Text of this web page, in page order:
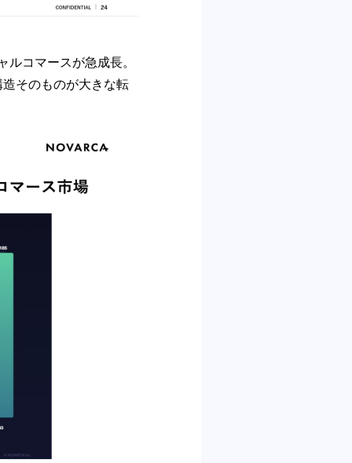
コマースが急成⻑。
そのものが⼤きな転